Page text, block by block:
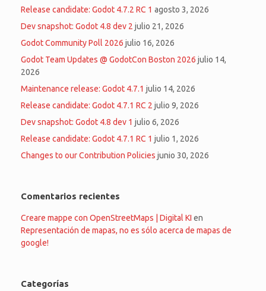
Release candidate: Godot 4.7.2 RC 1 agosto 3, 2026
Dev snapshot: Godot 4.8 dev 2 julio 21, 2026
Godot Community Poll 2026 julio 16, 2026
Godot Team Updates @ GodotCon Boston 2026 julio 14,
2026
Maintenance release: Godot 4.7.1 julio 14, 2026
Release candidate: Godot 4.7.1 RC 2 julio 9, 2026
Dev snapshot: Godot 4.8 dev 1 julio 6, 2026
Release candidate: Godot 4.7.1 RC 1 julio 1, 2026
Changes to our Contribution Policies junio 30, 2026
Comentarios recientes
Creare mappe con OpenStreetMaps | Digital KI en
Representación de mapas, no es sólo acerca de mapas de
google!
Categorías